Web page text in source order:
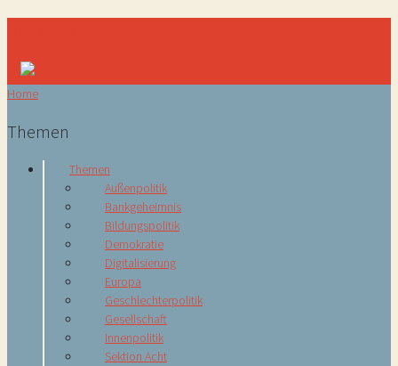
Home
Themen
Themen
Außenpolitik
Bankgeheimnis
Bildungspolitik
Demokratie
Digitalisierung
Europa
Geschlechterpolitik
Gesellschaft
Innenpolitik
Sektion Acht